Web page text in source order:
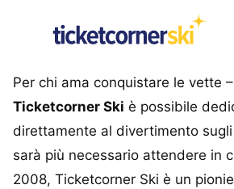
Per chi ama conquistare le vette
Ticketcorner Ski è possibile
direttamente al divertimento
sarà più necessario attendere in
2008, Ticketcorner Ski è un